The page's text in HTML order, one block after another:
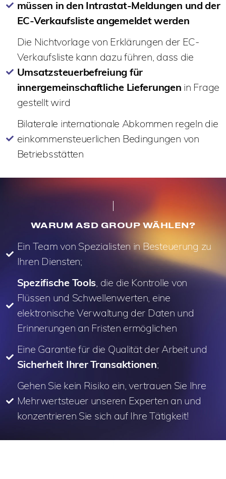
müssen in den Intrastat-Meldungen und der
EC-Verkaufsliste angemeldet werden
Die Nichtvorlage von Erklärungen der EC-
Verkaufsliste kann dazu führen, dass die
Umsatzsteuerbefreiung für
innergemeinschaftliche Lieferungen in Frage
gestellt wird
Bilaterale internationale Abkommen regeln die
einkommensteuerlichen Bedingungen von
Betriebsstätten
WARUM ASD GROUP WÄHLEN?
Ein Team von Spezialisten in Besteuerung zu
Ihren Diensten;
Spezifische Tools, die die Kontrolle von
Flüssen und Schwellenwerten, eine
elektronische Verwaltung der Daten und
Erinnerungen an Fristen ermöglichen
Eine Garantie für die Qualität der Arbeit und
Sicherheit Ihrer Transaktionen;
Gehen Sie kein Risiko ein, vertrauen Sie Ihre
Mehrwertsteuer unseren Experten an und
konzentrieren Sie sich auf Ihre Tätigkeit!